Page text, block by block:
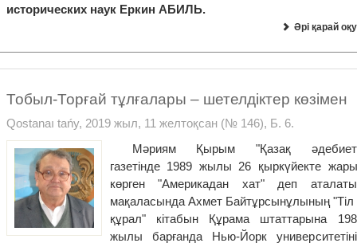
исторических наук Еркин АБИЛЬ.
Әрі қарай оқу
Тобыл-Торғай тұлғалары – шетелдіктер көзімен
Qostanaı tańy, 2019 жыл, 11 желтоқсан (№ 146), Б. 6.
Мәриям Қырым "Қазақ
газетінде 1989 жылы 26 қыркүйекте
көрген "Америкадан хат" деп
мақаласында Ахмет Байтұрсынұлының "Тіл
құрал" кітабын Құрама штаттарына
жылы барғанда Нью-Йорк